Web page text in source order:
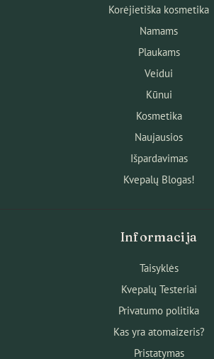
Korėjietiška kosmetika
Namams
Plaukams
Veidui
Kūnui
Kosmetika
Naujausios
Išpardavimas
Kvepalų Blogas!
Informacija
Taisyklės
Kvepalų Testeriai
Privatumo politika
Kas yra atomaizeris?
Pristatymas